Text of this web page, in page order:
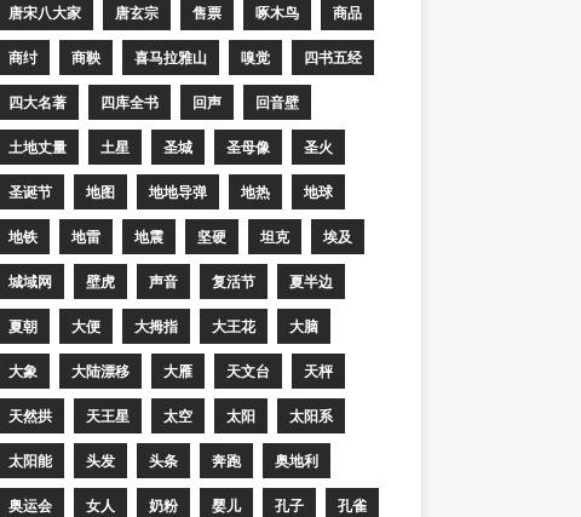
唐宋八大家 唐玄宗 售票 啄木鸟 商品
商纣 商鞅 喜马拉雅山 嗅觉 四书五经
四大名著 四库全书 回声 回音壁
土地丈量 土星 圣城 圣母像 圣火
圣诞节 地图 地地导弹 地热 地球
地铁 地雷 地震 坚硬 坦克 埃及
城域网 壁虎 声音 复活节 夏半边
夏朝 大便 大拇指 大王花 大脑
大象 大陆漂移 大雁 天文台 天枰
天然拱 天王星 太空 太阳 太阳系
太阳能 头发 头条 奔跑 奥地利
奥运会 女人 奶粉 婴儿 孔子 孔雀